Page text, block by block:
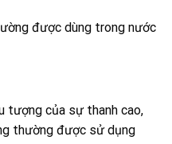
được dùng trong nước
tượng của sự thanh cao,
thường được sử dụng